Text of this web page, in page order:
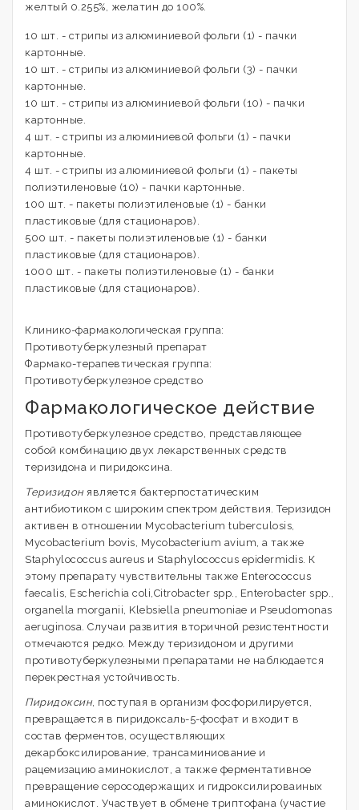
желтый 0.255%, желатин до 100%.
10 шт. - стрипы из алюминиевой фольги (1) - пачки
картонные.
10 шт. - стрипы из алюминиевой фольги (3) - пачки
картонные.
10 шт. - стрипы из алюминиевой фольги (10) - пачки
картонные.
4 шт. - стрипы из алюминиевой фольги (1) - пачки
картонные.
4 шт. - стрипы из алюминиевой фольги (1) - пакеты
полиэтиленовые (10) - пачки картонные.
100 шт. - пакеты полиэтиленовые (1) - банки
пластиковые (для стационаров).
500 шт. - пакеты полиэтиленовые (1) - банки
пластиковые (для стационаров).
1000 шт. - пакеты полиэтиленовые (1) - банки
пластиковые (для стационаров).
Клинико-фармакологическая группа:
Противотуберкулезный препарат
Фармако-терапевтическая группа:
Противотуберкулезное средство
Фармакологическое действие
Противотуберкулезное средство, представляющее
собой комбинацию двух лекарственных средств
теризидона и пиридоксина.
Теризидонявляется бактерпостатическим
антибиотиком с широким спектром действия. Теризидон
активен в отношении Mycobacterium tuberculosis,
Mycobacterium bovis, Mycobacterium avium, а также
Staphylococcus aureus и Staphylococcus epidermidis. К
этому препарату чувствительны также Enterococcus
faecalis, Escherichia coli,Citrobacter spp., Enterobacter spp.,
organella morganii, Klebsiella pneumoniae и Pseudomonas
aeruginosa. Случаи развития вторичной резистентности
отмечаются редко. Между теризидоном и другими
противотуберкулезными препаратами не наблюдается
перекрестная устойчивость.
Пиридоксин, поступая в организм фосфорилируется,
превращается в пиридоксаль-5-фосфат и входит в
состав ферментов, осуществляющих
декарбоксилирование, трансаминиование и
рацемизацию аминокислот, а также ферментативное
превращение серосодержащих и гидроксилироваиных
аминокислот. Участвует в обмене триптофана (участие